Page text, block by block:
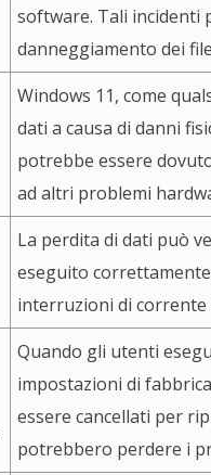
software. Tali incidenti
danneggiamento dei
Windows 11, come
dati a causa di danni
potrebbe essere
ad altri problemi
La perdita di dati può
eseguito
interruzioni di corrente
Quando gli utenti
impostazioni di
essere cancellati per
potrebbero perdere i